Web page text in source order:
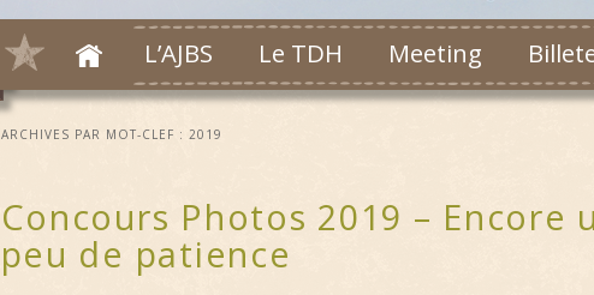
L’AJBS Le TDH Meeting
ARCHIVES PAR MOT-CLEF : 2019
Concours Photos 2019 – Encore
peu de patience